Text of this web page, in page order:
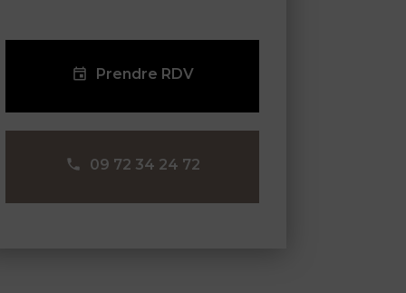
Prendre RDV
09 72 34 24 72